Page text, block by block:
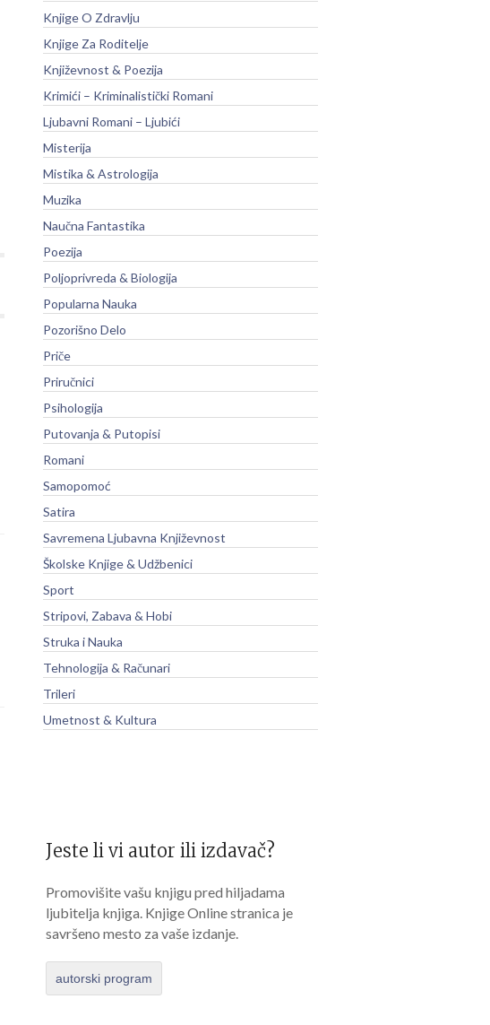
Knjige O Zdravlju
Knjige Za Roditelje
Književnost & Poezija
Krimići – Kriminalistički Romani
Ljubavni Romani – Ljubići
Misterija
Mistika & Astrologija
Muzika
Naučna Fantastika
Poezija
Poljoprivreda & Biologija
Popularna Nauka
Pozorišno Delo
Priče
Priručnici
Psihologija
Putovanja & Putopisi
Romani
Samopomoć
Satira
Savremena Ljubavna Književnost
Školske Knjige & Udžbenici
Sport
Stripovi, Zabava & Hobi
Struka i Nauka
Tehnologija & Računari
Trileri
Umetnost & Kultura
Jeste li vi autor ili izdavač?
Promovišite vašu knjigu pred hiljadama
ljubitelja knjiga. Knjige Online stranica je
savršeno mesto za vaše izdanje.
autorski program